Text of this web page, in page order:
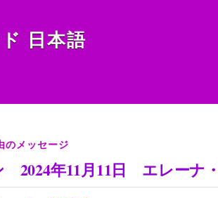
日本語
のメッセージ
2024年11月11日 エレーナ